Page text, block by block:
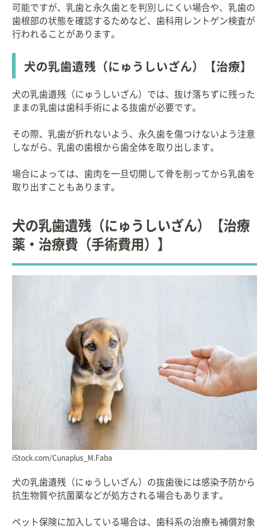
可能ですが、乳歯と永久歯とを判別しにくい場合や、乳歯の
歯根部の状態を確認するためなど、歯科用レントゲン検査が
行われることがあります。
犬の乳歯遺残（にゅうしいざん）【治療】
犬の乳歯遺残（にゅうしいざん）では、抜け落ちずに残った
ままの乳歯は歯科手術による抜歯が必要です。
その際、乳歯が折れないよう、永久歯を傷つけないよう注意
しながら、乳歯の歯根から歯全体を取り出します。
場合によっては、歯肉を一旦切開して骨を削ってから乳歯を
取り出すこともあります。
犬の乳歯遺残（にゅうしいざん）【治療
薬・治療費（手術費用）】
iStock.com/Cunaplus_M.Faba
犬の乳歯遺残（にゅうしいざん）の抜歯後には感染予防から
抗生物質や抗菌薬などが処方される場合もあります。
ペット保険に加入している場合は、歯科系の治療も補償対象